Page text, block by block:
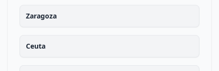
Zaragoza
Ceuta